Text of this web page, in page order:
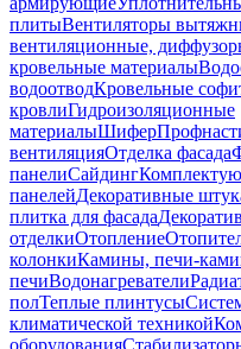
плитыВентиляторы
вентиляционные,
кровельные материалы
водоотводКровельные
кровлиГидроизоляционные
материалыШифер
вентиляцияОтделка фасада
панелиСайдинг
панелейДекоративные
плитка для фасада
отделкиОтопление
колонкиКамины, печи-
печиВодонагреватели
полТеплые плинтусы
климатической техникой
оборудования